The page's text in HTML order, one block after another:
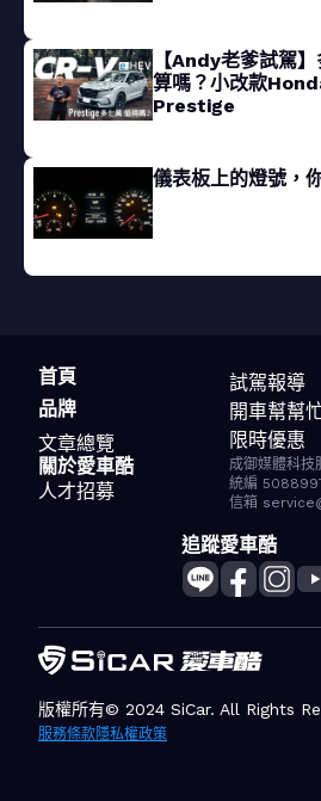
【Andy老爹試駕
算嗎？小改款
Prestige
儀表板上的燈號，
首頁
品牌
文章總覽
試駕報導
開車幫幫
限時優惠
關於愛車酷
人才招募
成御媒體科技
統編
信箱
追蹤愛車酷
版權所有© 2024 SiCar. All Rights
服務條款隱私權政策